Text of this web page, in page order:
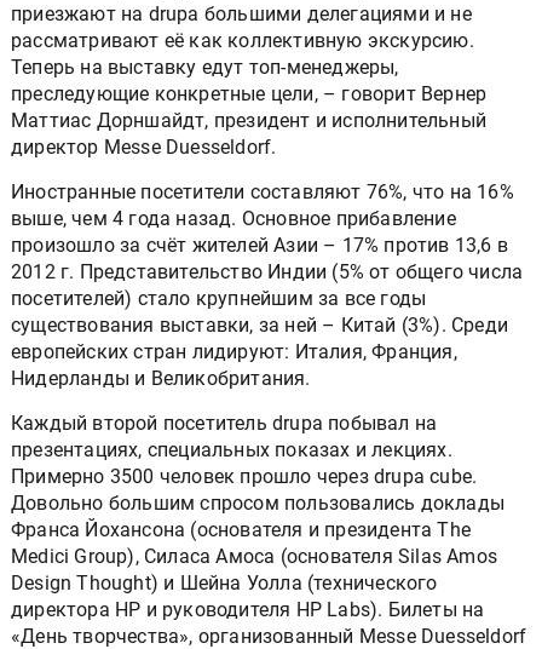
приезжают на drupa большими делегациями и не
рассматривают её как коллективную экскурсию.
Теперь на выставку едут топ-менеджеры,
преследующие конкретные цели, – говорит Вернер
Маттиас Дорншайдт, президент и исполнительный
директор Messe Duesseldorf.
Иностранные посетители составляют 76%, что на 16%
выше, чем 4 года назад. Основное прибавление
произошло за счёт жителей Азии – 17% против 13,6 в
2012 г. Представительство Индии (5% от общего числа
посетителей) стало крупнейшим за все годы
существования выставки, за ней – Китай (3%). Среди
европейских стран лидируют: Италия, Франция,
Нидерланды и Великобритания.
Каждый второй посетитель drupa побывал на
презентациях, специальных показах и лекциях.
Примерно 3500 человек прошло через drupa cube.
Довольно большим спросом пользовались доклады
Франса Йохансона (основателя и президента The
Medici Group), Силаса Амоса (основателя Silas Amos
Design Thought) и Шейна Уолла (технического
директора HP и руководителя HP Labs). Билеты на
«День творчества», организованный Messe Duesseldorf